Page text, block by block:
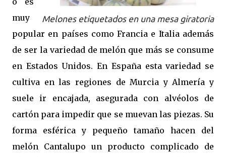
Melones etiquetados en una mesa giratoria
muy
popular en países como Francia e Italia además
de ser la variedad de melón que más se consume
en Estados Unidos. En España esta variedad se
cultiva en las regiones de Murcia y Almería y
suele ir encajada, asegurada con alvéolos de
cartón para impedir que se muevan las piezas. Su
forma esférica y pequeño tamaño hacen del
melón Cantalupo un producto complicado de